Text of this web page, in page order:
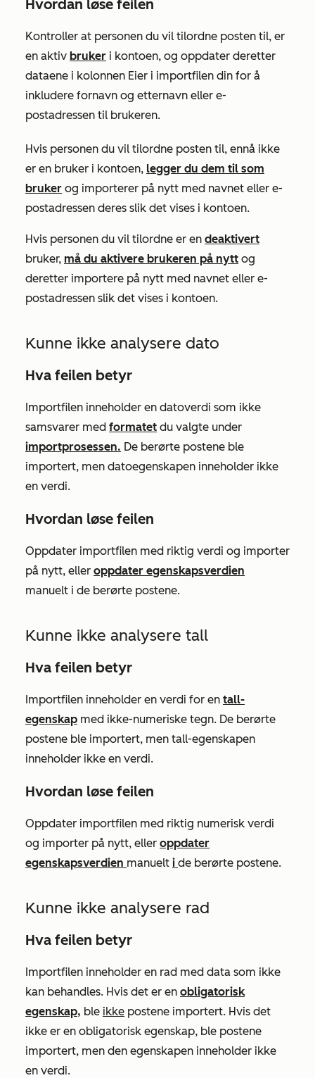
Hvordan løse feilen
Kontroller at personen du vil tilordne posten til, er
en aktiv bruker i kontoen, og oppdater deretter
dataene i kolonnen Eier i importfilen din for å
inkludere fornavn og etternavn eller e-
postadressen til brukeren.
Hvis personen du vil tilordne posten til, ennå ikke
er en bruker i kontoen, legger du dem til som
bruker og importerer på nytt med navnet eller e-
postadressen deres slik det vises i kontoen.
Hvis personen du vil tilordne er en deaktivert
bruker, må du aktivere brukeren på nytt og
deretter importere på nytt med navnet eller e-
postadressen slik det vises i kontoen.
Kunne ikke analysere dato
Hva feilen betyr
Importfilen inneholder en datoverdi som ikke
samsvarer med formatet du valgte under
importprosessen. De berørte postene ble
importert, men datoegenskapen inneholder ikke
en verdi.
Hvordan løse feilen
Oppdater importfilen med riktig verdi og importer
på nytt, eller oppdater egenskapsverdien
manuelt i de berørte postene.
Kunne ikke analysere tall
Hva feilen betyr
Importfilen inneholder en verdi for en tall-
egenskap med ikke-numeriske tegn. De berørte
postene ble importert, men tall-egenskapen
inneholder ikke en verdi.
Hvordan løse feilen
Oppdater importfilen med riktig numerisk verdi
og importer på nytt, eller oppdater
egenskapsverdien manuelt i de berørte postene.
Kunne ikke analysere rad
Hva feilen betyr
Importfilen inneholder en rad med data som ikke
kan behandles. Hvis det er en obligatorisk
egenskap, ble ikke postene importert. Hvis det
ikke er en obligatorisk egenskap, ble postene
importert, men den egenskapen inneholder ikke
en verdi.